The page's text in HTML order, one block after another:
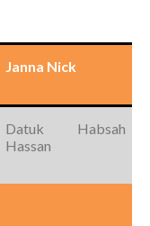
Janna Nick
Datuk Habsah
Hassan